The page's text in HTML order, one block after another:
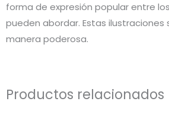
forma de expresión popular entre
pueden abordar. Estas
manera poderosa.
Productos relacionados